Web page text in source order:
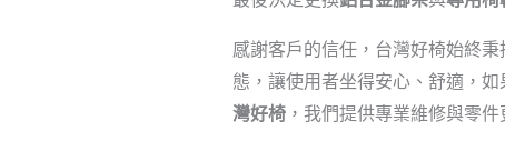
感謝客戶的信任，台灣好椅始終
態，讓使用者坐得安心、舒適，
灣好椅，我們提供專業維修與零件